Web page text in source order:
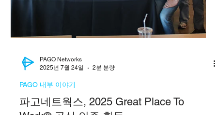
팀의 에너지와 몰입도를 이야기한다”고 설명했다. 그는
단순한 경보 기반의 탐지로는 놓칠 수 있는 침해 징후를
발견하려면 숙련된 분석가의 직관과 집중력이 필수라고
말했다. 도용된 계정이나 경보가 발생하지 않는
자동화된 시스템만으로는 대체하기 어렵다는 점을
탐지 대응 중심 SOC 사업으로 진화하고 있다”며
“PAGO가 제공하는 EDR, NDR, XDR을 통